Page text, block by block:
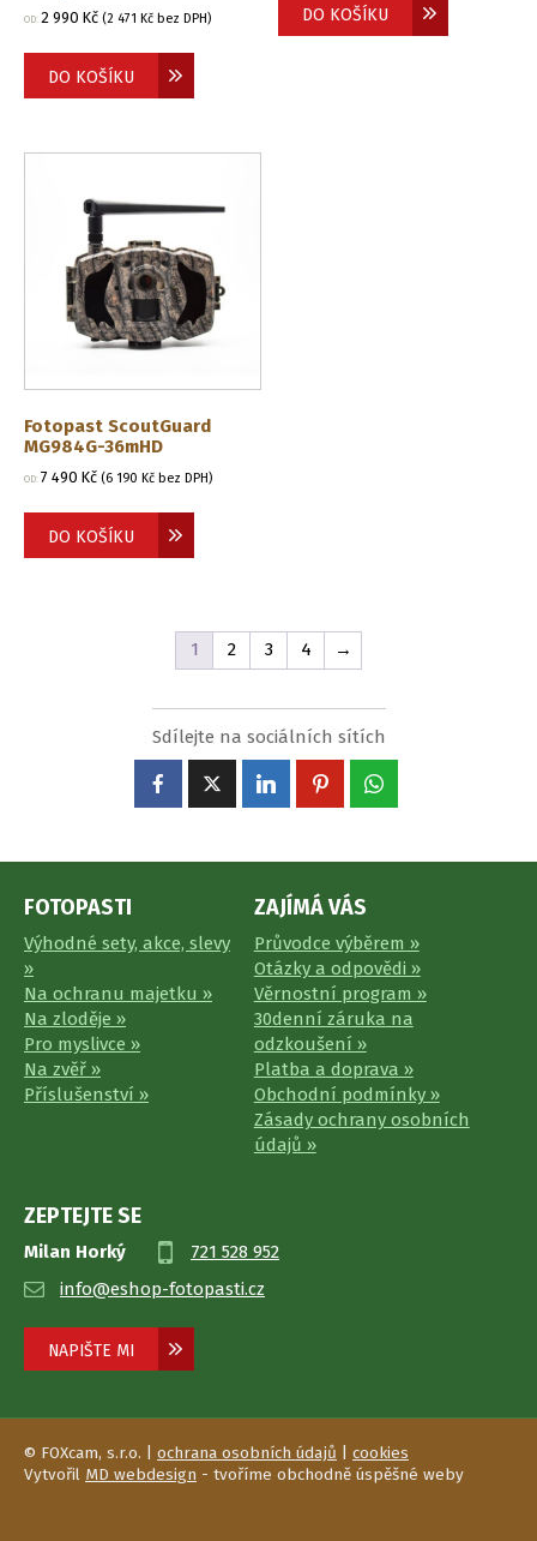
OD: 2 990 Kč (2 471 Kč bez DPH)
DO KOŠÍKU
DO KOŠÍKU
Fotopast ScoutGuard
MG984G-36mHD
OD: 7 490 Kč (6 190 Kč bez DPH)
DO KOŠÍKU
1 2 3 4 →
Sdílejte na sociálních sítích
FOTOPASTI
Výhodné sety, akce, slevy
»
Na ochranu majetku »
Na zloděje »
Pro myslivce »
Na zvěř »
Příslušenství »
ZAJÍMÁ VÁS
Průvodce výběrem »
Otázky a odpovědi »
Věrnostní program »
30denní záruka na
odzkoušení »
Platba a doprava »
Obchodní podmínky »
Zásady ochrany osobních
údajů »
ZEPTEJTE SE
Milan Horký
721 528 952
info@eshop-fotopasti.cz
NAPIŠTE MI
© FOXcam, s.r.o. | ochrana osobních údajů
cookies
Vytvořil MD webdesign - tvoříme obchodně úspěšné weby